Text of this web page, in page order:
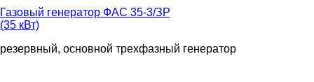
Газовый генератор ФАС 35-3/ЗР
(35 кВт)
резервный, основной трехфазный генератор